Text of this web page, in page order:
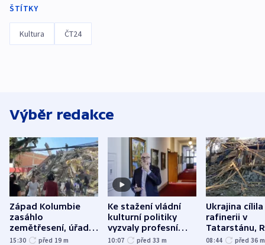
ŠTÍTKY
Kultura ČT24
Výběr redakce
Západ Kolumbie
zasáhlo
zemětřesení, úřady
hlásí přes sto obětí
15:30 před 19 m
Ke stažení vládní
kulturní politiky
vyzvaly profesní
organizace, spolky i
10:07 před 33 m
Ukrajina cílila
rafinerii v
Tatarstánu,
útočilo na
08:44 před 36 m